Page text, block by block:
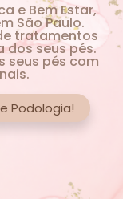
e Bem Estar,
São Paulo.
tratamentos
dos seus pés.
seus pés com
Podologia!